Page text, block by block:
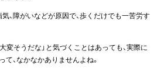
、障がいなどが原因で、歩くだけでも一苦労す
変そうだな」と気づくことはあっても、実際に
、なかなかありませんよね。